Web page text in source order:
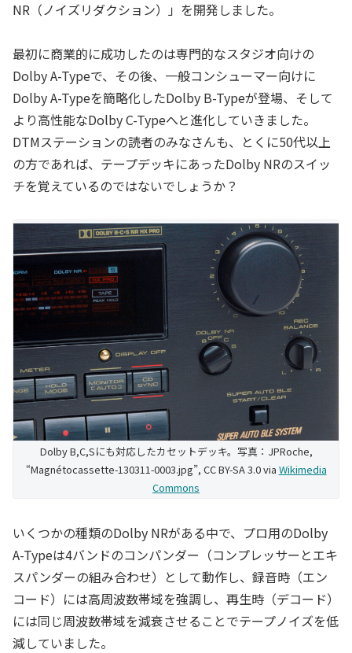
NR（ノイズリダクション）」を開発しました。
最初に商業的に成功したのは専門的なスタジオ向けの
Dolby A-Typeで、その後、一般コンシューマー向けに
Dolby A-Typeを簡略化したDolby B-Typeが登場、そして
より高性能なDolby C-Typeへと進化していきました。
DTMステーションの読者のみなさんも、とくに50代以上
の方であれば、テープデッキにあったDolby NRのスイッ
チを覚えているのではないでしょうか？
Dolby B,C,Sにも対応したカセットデッキ。写真：JPRoche,
“Magnétocassette-130311-0003.jpg”, CC BY-SA 3.0 via Wikimedia
Commons
いくつかの種類のDolby NRがある中で、プロ用のDolby
A-Typeは4バンドのコンパンダー（コンプレッサーとエキ
スパンダーの組み合わせ）として動作し、録音時（エン
コード）には高周波数帯域を強調し、再生時（デコード）
には同じ周波数帯域を減衰させることでテープノイズを低
減していました。